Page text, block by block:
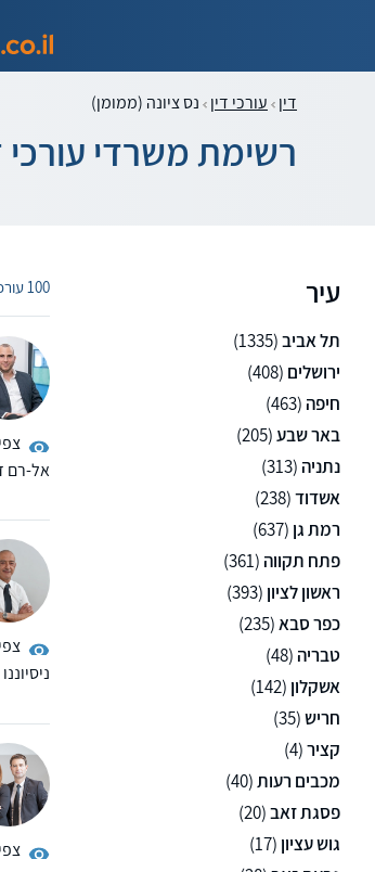
דין עורכי דין נס ציונה (ממומן)
רשימת משרדי עורכי
עיר
תל אביב(1335)
ירושלים (408)
חיפה (463)
באר שבע(205)
נתניה (313)
אשדוד(238)
רמת גן (637)
פתח תקווה (361)
ראשון לציון (393)
כפר סבא(235)
טבריה (48)
אשקלון (142)
חריש(35)
קציר(4)
מכבים רעות(40)
פסגת זאב(20)
גוש עציון (17)
100 עורכי דין נס ציונה
אל-רם